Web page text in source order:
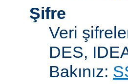
Şifre
Veri
DES,
Bakınız: